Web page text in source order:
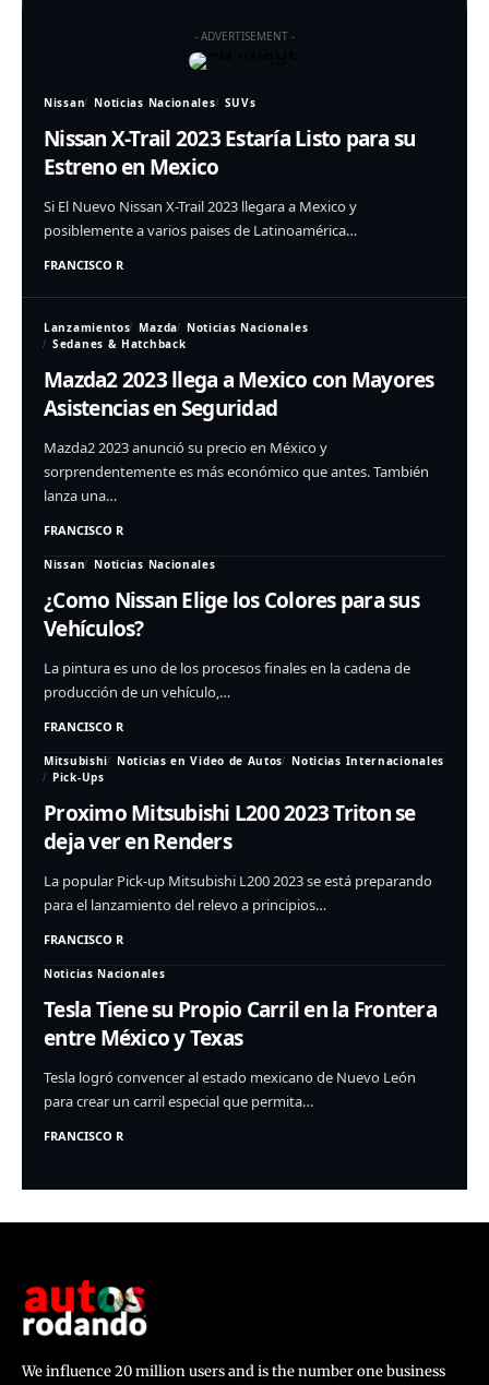
- ADVERTISEMENT -
Nissan Noticias Nacionales SUVs
Nissan X-Trail 2023 Estaría Listo para su
Estreno en Mexico
Si El Nuevo Nissan X-Trail 2023 llegara a Mexico y
posiblemente a varios paises de Latinoamérica…
FRANCISCO R
Lanzamientos Mazda
Noticias Nacionales
Sedanes & Hatchback
Mazda2 2023 llega a Mexico con Mayores
Asistencias en Seguridad
Mazda2 2023 anunció su precio en México y
sorprendentemente es más económico que antes. También
lanza una…
FRANCISCO R
Nissan Noticias Nacionales
¿Como Nissan Elige los Colores para sus
Vehículos?
La pintura es uno de los procesos finales en la cadena de
producción de un vehículo,…
FRANCISCO R
Mitsubishi Noticias en Video de Autos
Noticias Internacionales
Pick-Ups
Proximo Mitsubishi L200 2023 Triton se
deja ver en Renders
La popular Pick-up Mitsubishi L200 2023 se está preparando
para el lanzamiento del relevo a principios…
FRANCISCO R
Noticias Nacionales
Tesla Tiene su Propio Carril en la Frontera
entre México y Texas
Tesla logró convencer al estado mexicano de Nuevo León
para crear un carril especial que permita…
FRANCISCO R
We influence 20 million users and is the number one business